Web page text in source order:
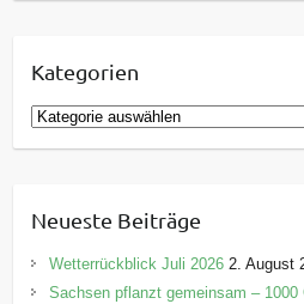
Kategorien
K
a
g
o
r
Neueste Beiträge
Wetterrückblick Juli 2026 2. August
Sachsen pflanzt gemeinsam – 1000